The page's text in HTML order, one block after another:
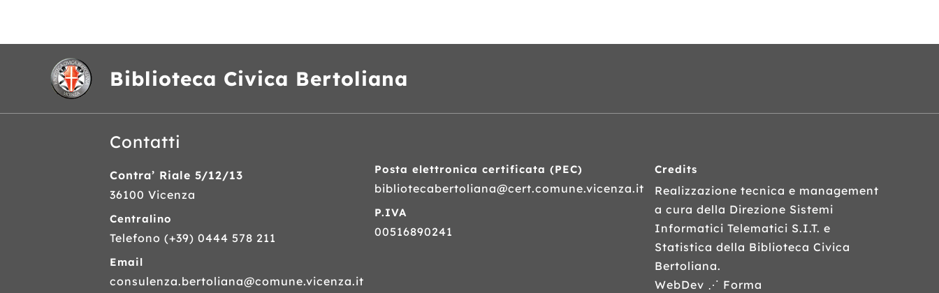
Biblioteca Civica Bertoliana
Contatti
Contra’ Riale 5/12/13
36100 Vicenza
Centralino
Telefono (+39) 0444 578 211
Email
consulenza.bertoliana@comune.vicenza.it
Posta elettronica certificata (PEC)
bibliotecabertoliana@cert.comune.vicenza.it
P.IVA
00516890241
Credits
Realizzazione tecnica e management
a cura della Direzione Sistemi
Informatici Telematici S.I.T. e
Statistica della Biblioteca Civica
Bertoliana.
WebDev ⋰ Forma